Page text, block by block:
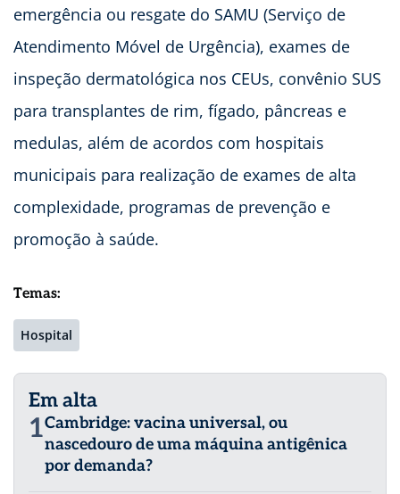
emergência ou resgate do SAMU (Serviço de
Atendimento Móvel de Urgência), exames de
inspeção dermatológica nos CEUs, convênio SUS
para transplantes de rim, fígado, pâncreas e
medulas, além de acordos com hospitais
municipais para realização de exames de alta
complexidade, programas de prevenção e
promoção à saúde.
Temas:
Hospital
Em alta
1Cambridge: vacina universal, ou
nascedouro de uma máquina antigênica
por demanda?